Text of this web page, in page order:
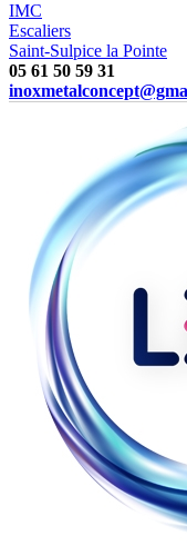
IMC
Escaliers
Saint-Sulpice la Pointe
05 61 50 59 31